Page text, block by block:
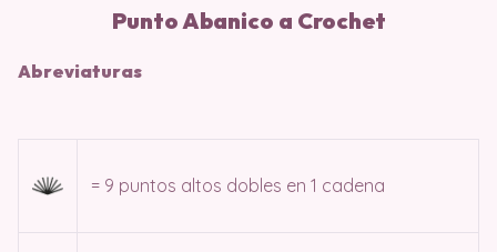
Punto Abanico a Crochet
Abreviaturas
= 9 puntos altos dobles en 1 cadena